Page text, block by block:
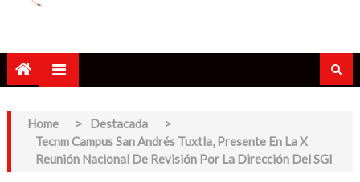
Home > Destacada
>
Tecnm Campus San Andrés Tuxtla, Presente En La X
Reunión Nacional De Revisión Por La Dirección Del SGI